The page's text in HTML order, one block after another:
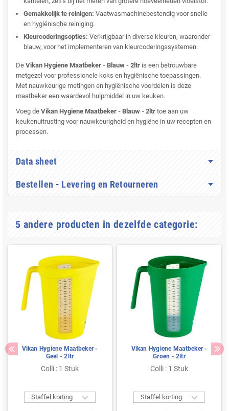
Gemakkelijk te reinigen: Vaatwasmachinebestendig voor snelle
en hygiënische reiniging.
Kleurcoderingsopties: Verkrijgbaar in diverse kleuren, waaronder
blauw, voor het implementeren van kleurcoderingssystemen.
De Vikan Hygiene Maatbeker - Blauw - 2ltr is een betrouwbare
metgezel voor professionele koks en hygiënische toepassingen.
Met nauwkeurige metingen en hygiënische voordelen is deze
maatbeker een waardevol hulpmiddel in uw keuken.
Voeg de Vikan Hygiene Maatbeker - Blauw - 2ltr toe aan uw
keukenuitrusting voor nauwkeurigheid en hygiëne in uw recepten en
processen.
Data sheet
Bestellen - Levering en Retourneren
5 andere producten in dezelfde categorie:
Vikan Hygiene Maatbeker -
Geel - 2ltr
Colli : 1 Stuk
Staffel korting 
Vikan Hygiene Maatbeker -
Groen - 2ltr
Colli : 1 Stuk
Staffel korting 